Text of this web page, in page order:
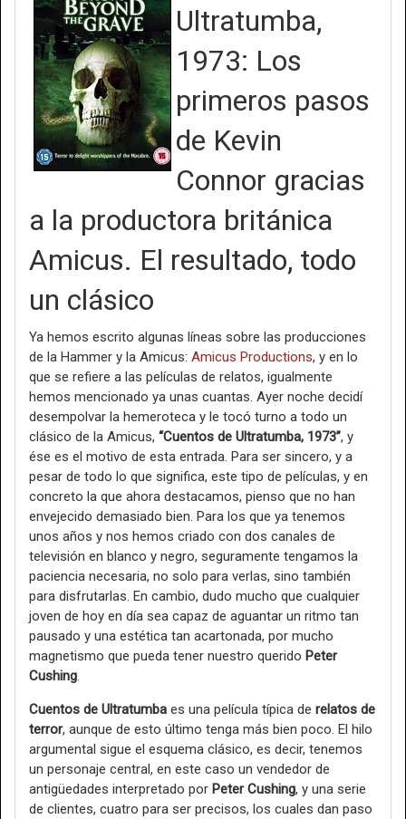
Ultratumba,
1973: Los
primeros pasos
de Kevin
Connor gracias
a la productora británica
Amicus. El resultado, todo
un clásico
Ya hemos escrito algunas líneas sobre las producciones
de la Hammer y la Amicus: Amicus Productions, y en lo
que se refiere a las películas de relatos, igualmente
hemos mencionado ya unas cuantas. Ayer noche decidí
desempolvar la hemeroteca y le tocó turno a todo un
clásico de la Amicus, “Cuentos de Ultratumba, 1973”, y
ése es el motivo de esta entrada. Para ser sincero, y a
pesar de todo lo que significa, este tipo de películas, y en
concreto la que ahora destacamos, pienso que no han
envejecido demasiado bien. Para los que ya tenemos
unos años y nos hemos criado con dos canales de
televisión en blanco y negro, seguramente tengamos la
paciencia necesaria, no solo para verlas, sino también
para disfrutarlas. En cambio, dudo mucho que cualquier
joven de hoy en día sea capaz de aguantar un ritmo tan
pausado y una estética tan acartonada, por mucho
magnetismo que pueda tener nuestro querido Peter
Cushing.
Cuentos de Ultratumba es una película típica de relatos de
terror, aunque de esto último tenga más bien poco. El hilo
argumental sigue el esquema clásico, es decir, tenemos
un personaje central, en este caso un vendedor de
antigüedades interpretado por Peter Cushing, y una serie
de clientes, cuatro para ser precisos, los cuales dan paso